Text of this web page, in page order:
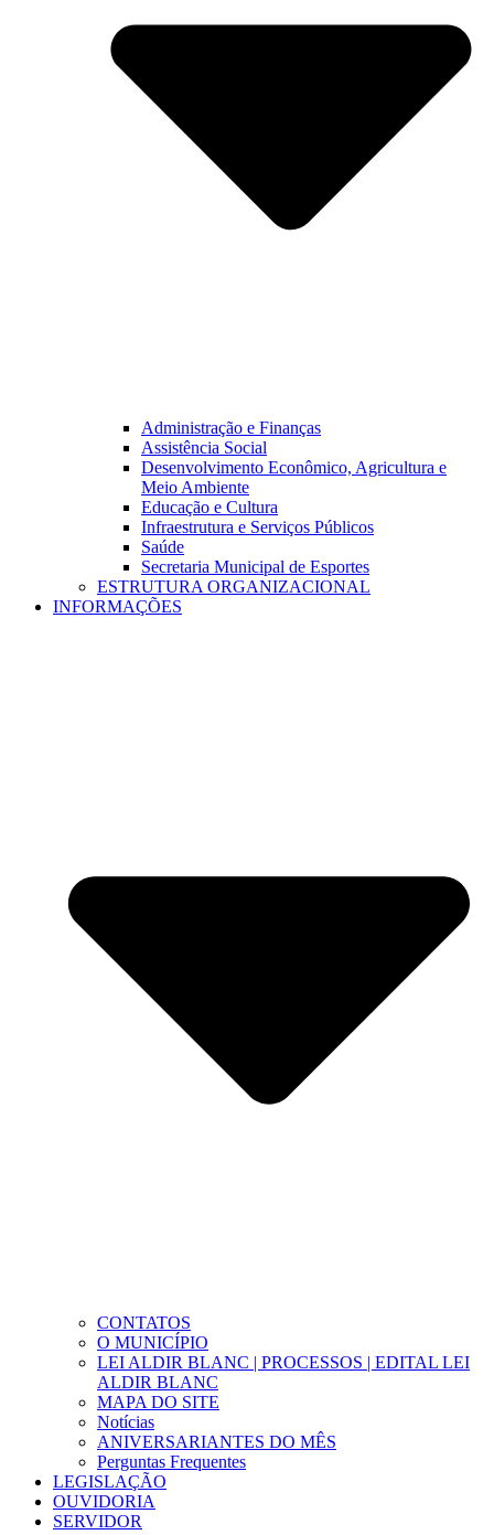
Administração e Finanças
Assistência Social
Desenvolvimento Econômico, Agricultura e
Meio Ambiente
Educação e Cultura
Infraestrutura e Serviços Públicos
Saúde
Secretaria Municipal de Esportes
ESTRUTURA ORGANIZACIONAL
INFORMAÇÕES
CONTATOS
O MUNICÍPIO
LEI ALDIR BLANC | PROCESSOS | EDITAL LEI
ALDIR BLANC
MAPA DO SITE
Notícias
ANIVERSARIANTES DO MÊS
Perguntas Frequentes
LEGISLAÇÃO
OUVIDORIA
SERVIDOR